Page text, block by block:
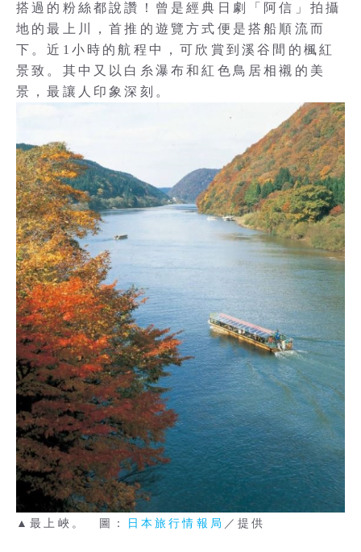
搭過的粉絲都說讚！曾是經典日劇「阿信」拍攝
地的最上川，首推的遊覽方式便是搭船順流而
下。近1小時的航程中，可欣賞到溪谷間的楓紅
景致。其中又以白糸瀑布和紅色鳥居相襯的美
景，最讓人印象深刻。
▲最上峽。 圖： 日本旅行情報局 ／提供